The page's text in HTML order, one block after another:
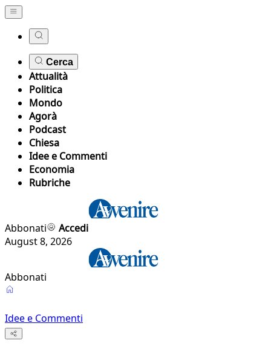
Cerca
Attualità
Politica
Mondo
Agorà
Podcast
Chiesa
Idee e Commenti
Economia
Rubriche
Abbonati
Accedi
August 8, 2026
Abbonati
Idee e Commenti